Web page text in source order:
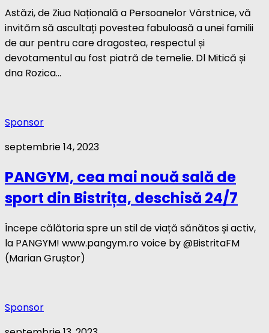
Astăzi, de Ziua Națională a Persoanelor Vârstnice, vă
invităm să ascultați povestea fabuloasă a unei familii
de aur pentru care dragostea, respectul și
devotamentul au fost piatră de temelie. Dl Mitică și
dna Rozica...
Sponsor
septembrie 14, 2023
PANGYM, cea mai nouă sală de
sport din Bistrița, deschisă 24/7
Începe călătoria spre un stil de viață sănătos și activ,
la PANGYM! www.pangym.ro voice by @BistritaFM
(Marian Gruștor)
Sponsor